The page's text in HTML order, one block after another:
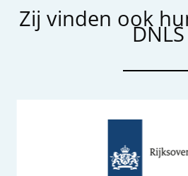
Zij vinden ook
DNLS